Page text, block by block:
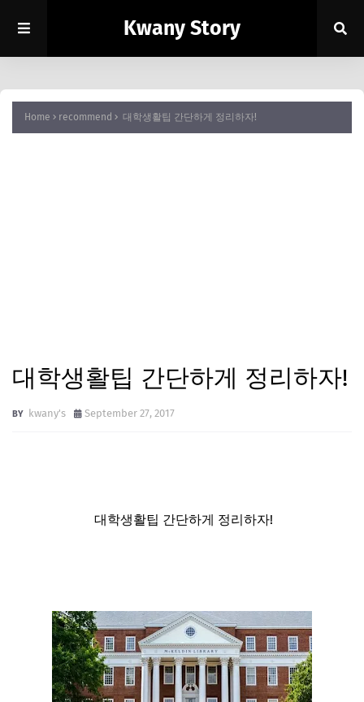
Kwany Story
Home recommend 대학생활팁 간단하게 정리하자!
대학생활팁 간단하게 정리하자!
kwany's September 27, 2017
대학생활팁 간단하게 정리하자!